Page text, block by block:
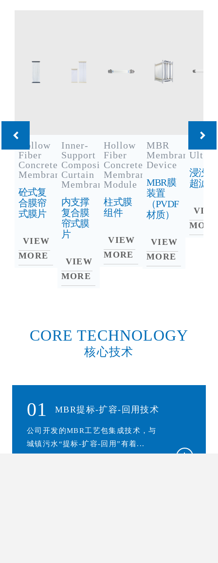
Hollow
Fiber
Concrete
Membrane
砼式复
合膜帘
式膜片
VIEW
MORE
Inner-
Support
Composite
Curtain
Membrane
内支撑
复合膜
帘式膜
片
VIEW
MORE
Hollow
Fiber
Concrete
Membrane
Module
柱式膜
组件
VIEW
MORE
MBR
Membrane
Device
MBR膜
装置
（PVDF
材质）
VIEW
MORE
浸没式
超滤
CORE TECHNOLOGY
核心技术
01 MBR提标-扩容-回用技术
公司开发的MBR工艺包集成技术，与
城镇污水“提标-扩容-回用”有着...